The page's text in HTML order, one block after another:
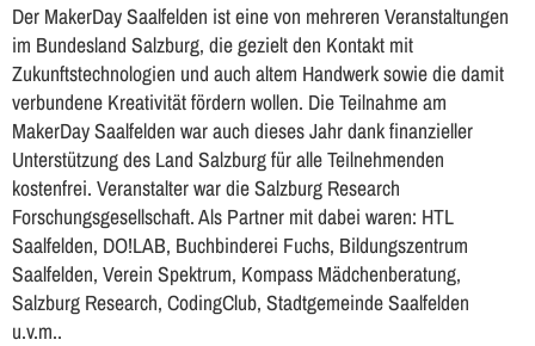
Der MakerDay Saalfelden ist eine von mehreren Veranstaltungen
im Bundesland Salzburg, die gezielt den Kontakt mit
Zukunftstechnologien und auch altem Handwerk sowie die damit
verbundene Kreativität fördern wollen. Die Teilnahme am
MakerDay Saalfelden war auch dieses Jahr dank finanzieller
Unterstützung des Land Salzburg für alle Teilnehmenden
kostenfrei. Veranstalter war die Salzburg Research
Forschungsgesellschaft. Als Partner mit dabei waren: HTL
Saalfelden, DO!LAB, Buchbinderei Fuchs, Bildungszentrum
Saalfelden, Verein Spektrum, Kompass Mädchenberatung,
Salzburg Research, CodingClub, Stadtgemeinde Saalfelden
u.v.m..